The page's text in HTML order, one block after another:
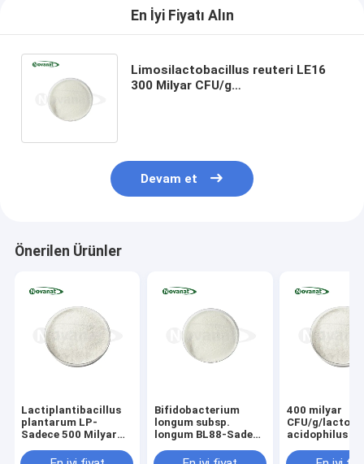
En İyi Fiyatı Alın
Limosilactobacillus reuteri LE16
300 Milyar CFU/g
Devam et
Önerilen Ürünler
Lactiplantibacillus
plantarum LP-
Sadece 500 Milyar
Vegan/Alerjensiz/Glutensiz/Süt
Bifidobacterium
longum subsp.
longum BL88-Sadece
Vegan/Alerjensiz/Glutensiz/Süt
400 milyar
CFU/g/
acidophilus